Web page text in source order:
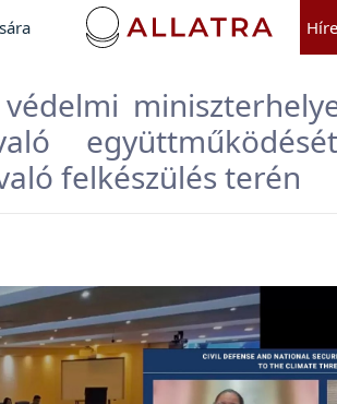
felkészülés terén